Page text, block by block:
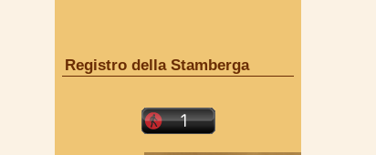
Registro della Stamberga